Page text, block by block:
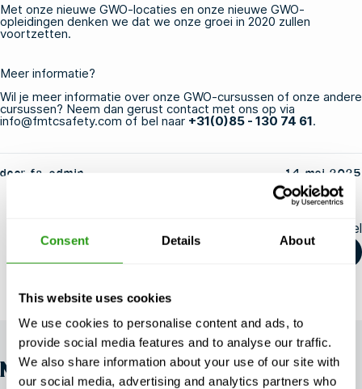
Consent Details About
This website uses cookies
We use cookies to personalise content and ads, to
provide social media features and to analyse our traffic.
We also share information about your use of our site with
our social media, advertising and analytics partners who
Met onze nieuwe GWO-locaties en onze nieuwe GWO-
opleidingen denken we dat we onze groei in 2020 zullen
voortzetten.
Meer informatie?
Wil je meer informatie over onze GWO-cursussen of onze andere
cursussen? Neem dan gerust contact met ons op via
info@fmtcsafety.com of bel naar +31(0)85 - 130 74 61.
door fs-admin 14 mei 2025
Deel dit artikel
NIEUWS